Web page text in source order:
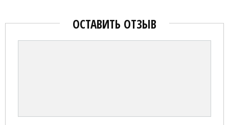
ОСТАВИТЬ ОТЗЫВ